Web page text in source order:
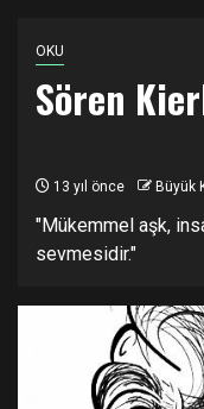
OKU
Sören
13 yıl önce Büyük
"Mükemmel aşk,
sevmesidir."